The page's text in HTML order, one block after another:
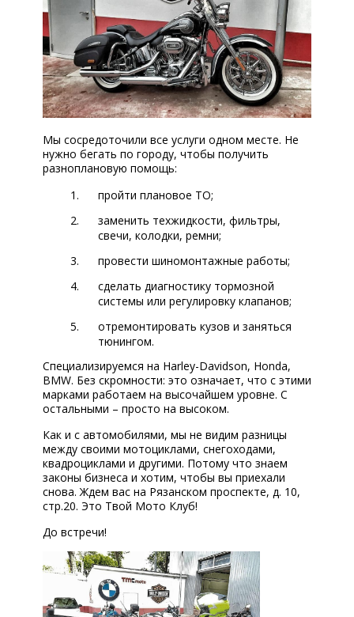
Мы сосредоточили все услуги одном месте. Не
нужно бегать по городу, чтобы получить
разноплановую помощь:
пройти плановое ТО;
заменить техжидкости, фильтры,
свечи, колодки, ремни;
провести шиномонтажные работы;
сделать диагностику тормозной
системы или регулировку клапанов;
отремонтировать кузов и заняться
тюнингом.
Специализируемся на Harley-Davidson, Honda,
BMW. Без скромности: это означает, что с этими
марками работаем на высочайшем уровне. С
остальными – просто на высоком.
Как и с автомобилями, мы не видим разницы
между своими мотоциклами, снегоходами,
квадроциклами и другими. Потому что знаем
законы бизнеса и хотим, чтобы вы приехали
снова. Ждем ваc на Рязанском проспекте, д. 10,
стр.20. Это Твой Мото Клуб!
До встречи!